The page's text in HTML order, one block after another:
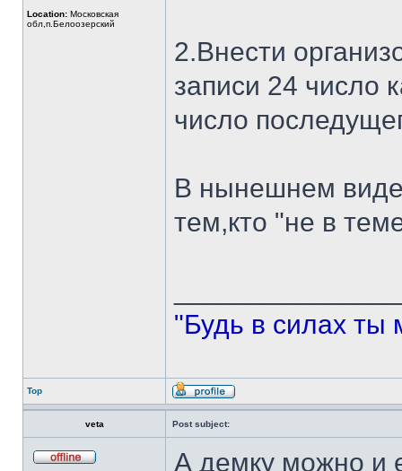
Location: Московская
обл,п.Белоозерский
2.Внести
записи 24 число
число
В нынешнем виде
тем,кто "не в
"Будь в силах ты
Top
veta Post subject:
А демку можно и